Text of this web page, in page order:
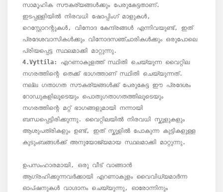
സാമൂഹിക സൗകര്യങ്ങൾക്കും പേരുകേട്ടതാണ്.
ഇടപ്പള്ളിയിൽ നിരവധി ഷോപ്പിംഗ് മാളുകൾ,
റെസ്റ്റോറന്റുകൾ, വിനോദ കേന്ദ്രങ്ങൾ എന്നിവയുണ്ട്, ഇത്
പ്രദേശവാസികൾക്കും വിനോദസഞ്ചാരികൾക്കും ഒരുപോലെ
4.Vyttila:
എറണാകുളത്ത് സ്ഥിതി ചെയ്യുന്ന വൈറ്റില
നഗരത്തിന്റെ തെക്ക് ഭാഗത്താണ് സ്ഥിതി ചെയ്യുന്നത്.
നല്ല ഗതാഗത സൗകര്യങ്ങൾക്ക് പേരുകേട്ട ഈ പ്രദേശം
റോഡുകളിലൂടെയും പൊതുഗതാഗതത്തിലൂടെയും
നഗരത്തിന്റെ മറ്റ് ഭാഗങ്ങളുമായി നന്നായി
ബന്ധപ്പെട്ടിരിക്കുന്നു. വൈറ്റിലയിൽ നിരവധി സ്കൂളുകളും
ആശുപത്രികളും ഉണ്ട്, ഇത് സ്കൂളിൽ പോകുന്ന കുട്ടികളുള്ള
കുടുംബങ്ങൾക്ക് അനുയോജ്യമായ സ്ഥലമാക്കി മാറ്റുന്നു.
ഉപസംഹാരമായി, ഒരു വീട് വാങ്ങാൻ
ആഗ്രഹിക്കുന്നവർക്കായി എറണാകുളം വൈവിധ്യമാർന്ന
ഓപ്ഷനുകൾ വാഗ്ദാനം ചെയ്യുന്നു, ഓരോന്നിനും